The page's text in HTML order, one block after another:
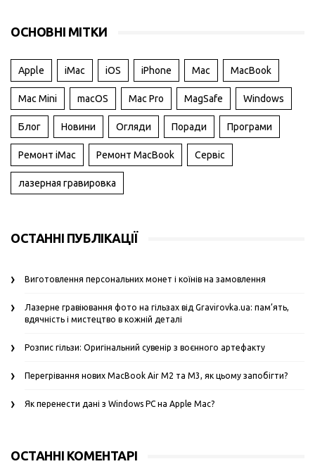
ОСНОВНІ МІТКИ
Apple iMac iOS iPhone Mac MacBook
Mac Mini macOS Mac Pro MagSafe Windows
Блог Новини Огляди Поради Програми
Ремонт iMac Ремонт MacBook Сервіс
лазерная гравировка
ОСТАННІ ПУБЛІКАЦІЇ
Виготовлення персональних монет і коїнів на замовлення
Лазерне гравіювання фото на гільзах від Gravirovka.ua: пам’ять,
вдячність і мистецтво в кожній деталі
Розпис гільзи: Оригінальний сувенір з воєнного артефакту
Перегрівання нових MacBook Air M2 та M3, як цьому запобігти?
Як перенести дані з Windows PC на Apple Mac?
ОСТАННІ КОМЕНТАРІ